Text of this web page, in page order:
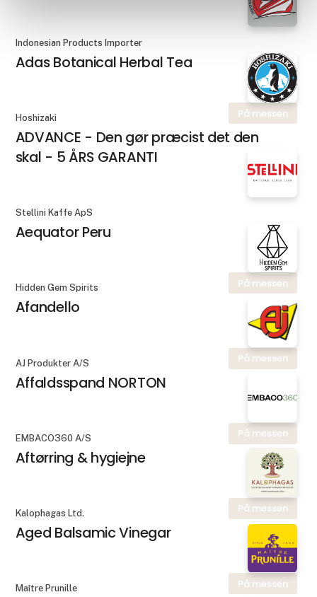
Indonesian Products Importer
Adas Botanical Herbal Tea
På messen
Hoshizaki
ADVANCE - Den gør præcist det den
skal - 5 ÅRS GARANTI
Stellini Kaffe ApS
Aequator Peru
På messen
Hidden Gem Spirits
Afandello
På messen
AJ Produkter A/S
Affaldsspand NORTON
På messen
EMBACO360 A/S
Aftørring & hygiejne
På messen
Kalophagas Ltd.
Aged Balsamic Vinegar
På messen
Maître Prunille